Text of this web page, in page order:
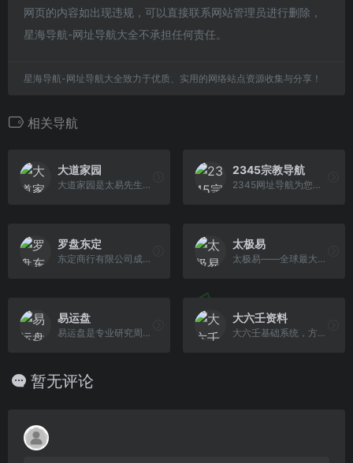
网页的内容如出现违规，可以直接联系网站管理员进行删除，
星海导航-网址导航大全不承担任何责任。
星海导航-网址导航大全致力于优质、实用的网络站点资源收集与分享！
相关导航
大道家园
大道家园是太易先生黄紫檀老师创建的弘扬传统文化的平台，大道家园以道学为特色，目前有祝由术课程,无为法,大成净土法,丹道秘授四个课程。黄紫檀老师 《道德经》点窍,讲述《道德经》的秘密。
2345宗教导航
2345网址导航为您提供佛教、基督教、伊斯兰教、道教、天主教、宗教相关等资讯
罗盘东定
东定商行有限公司成立于1984年，总部位于台湾台北市，是风水堪舆用具专业制造厂商及研发创新的先锋。公司备有各种特制检测仪器，用以测校东定产品，使生产之产品达到完美境界。主要产品有罗经定位仪、风水罗经盘或称(罗盘、罗经盘、罗庚)、寻龙尺、罗经杖…及各类五术书籍。我们从始至终的坚持，以追求五术学术发展为职志，不断的创新改良，务求真善美的企业理念。令客户满意且有信心使用我们产品是我公司全体工作人坚持的目标，因此东定的产品能畅销全世界。
太极易
太极易——全球最大的易经学术媒体
易运盘
易运盘是专业研究周易、八字、生肖、星座、姓名学等传统神秘文化的著名站点，易运盘提供最全面、最准确的周易算卦、八字算命、姓名测试打分、称骨算命、免费取名、生肖运程、在线抽签、号码吉凶、星座运程等专业周易预测及民俗占卜等在线测试。
大六壬资料
大六壬基础系统，方便断局。
暂无评论